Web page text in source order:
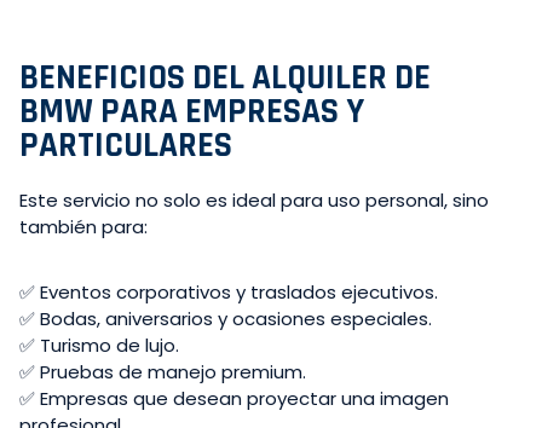
BENEFICIOS DEL ALQUILER DE
BMW PARA EMPRESAS Y
PARTICULARES
Este servicio no solo es ideal para uso personal, sino
también para:
✅ Eventos corporativos y traslados ejecutivos.
✅ Bodas, aniversarios y ocasiones especiales.
✅ Turismo de lujo.
✅ Pruebas de manejo premium.
✅ Empresas que desean proyectar una imagen